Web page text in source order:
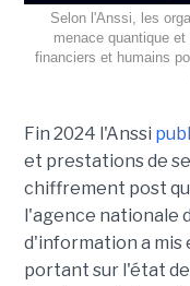
Selon l'Anssi, les
menace quantique
financiers et humains
Fin 2024 l'Anssi
et prestations de
chiffrement post
l'agence nationale
d'information a mis
portant sur l'état